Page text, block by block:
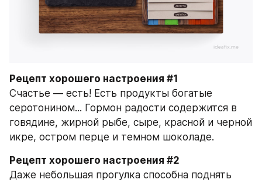
Рецепт хорошего настроения #1
Счастье — есть! Есть продукты богатые
серотонином... Гормон радости содержится в
говядине, жирной рыбе, сыре, красной и черной
икре, остром перце и темном шоколаде.
Рецепт хорошего настроения #2
Даже небольшая прогулка способна поднять